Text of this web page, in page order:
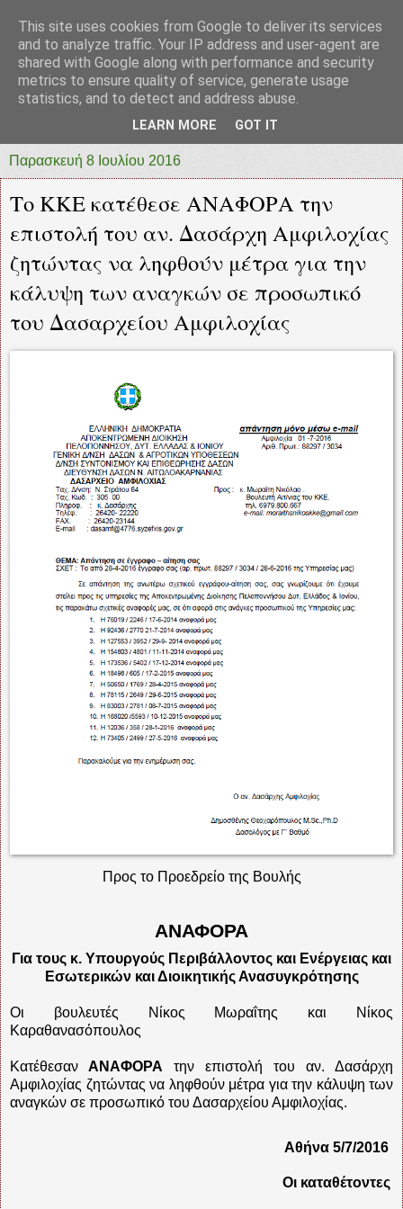
prototypia
"ΠΡΩΤΟΤΥΠΙΑ" * ΑΝΕΞΑΡΤΗΤΗ-ΗΛΕΚΤΡΟΝΙΚΗ-
Παρασκευή 8 Ιουλίου 2016
Το ΚΚΕ κατέθεσε ΑΝΑΦΟΡΑ την
επιστολή του αν. Δασάρχη Αμφιλοχίας
ζητώντας να ληφθούν μέτρα για την
κάλυψη των αναγκών σε προσωπικό
του Δασαρχείου Αμφιλοχίας
Προς το Προεδρείο της Βουλής
ΑΝΑΦΟΡΑ
Για τους κ. Υπουργούς Περιβάλλοντος και Ενέργειας και
Εσωτερικών και Διοικητικής Ανασυγκρότησης
Οι βουλευτές Νίκος Μωραΐτης και Νίκος
Καραθανασόπουλος
Κατέθεσαν ΑΝΑΦΟΡΑ την επιστολή του αν. Δασάρχη
Αμφιλοχίας ζητώντας να ληφθούν μέτρα για την κάλυψη των
αναγκών σε προσωπικό του Δασαρχείου Αμφιλοχίας.
Αθήνα 5/7/2016
Οι καταθέτοντες
This site uses cookies from Google to deliver its services
and to analyze traffic. Your IP address and user-agent are
shared with Google along with performance and security
metrics to ensure quality of service, generate usage
statistics, and to detect and address abuse.
LEARN MORE GOT IT